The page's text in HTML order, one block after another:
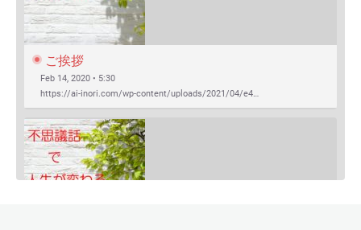
ご挨拶
Feb 14, 2020 • 5:30
https://ai-inori.com/wp-content/uploads/2021/04/e4…